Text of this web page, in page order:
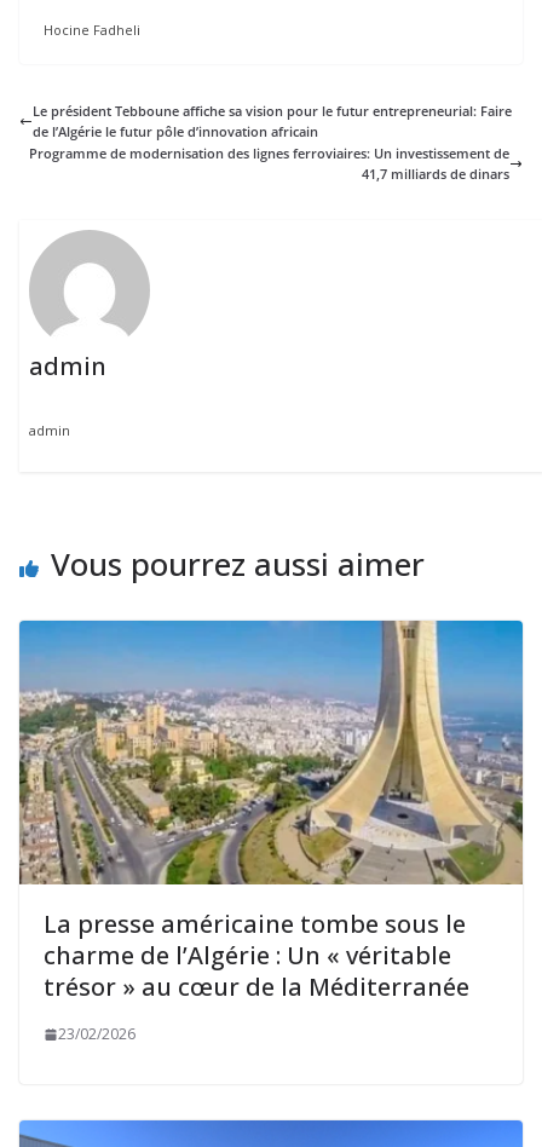
Hocine Fadheli
Le président Tebboune affiche sa vision pour le futur entrepreneurial: Faire
de l’Algérie le futur pôle d’innovation africain
Programme de modernisation des lignes ferroviaires: Un investissement de
41,7 milliards de dinars
admin
admin
Vous pourrez aussi aimer
La presse américaine tombe sous le
charme de l’Algérie : Un « véritable
trésor » au cœur de la Méditerranée
23/02/2026